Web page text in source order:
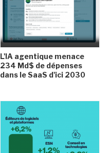
L'IA agentique menace
234 Md$ de dépenses
dans le SaaS d'ici 2030